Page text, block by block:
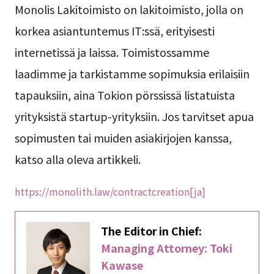
Monolis Lakitoimisto on lakitoimisto, jolla on
korkea asiantuntemus IT:ssä, erityisesti
internetissä ja laissa. Toimistossamme
laadimme ja tarkistamme sopimuksia erilaisiin
tapauksiin, aina Tokion pörssissä listatuista
yrityksistä startup-yrityksiin. Jos tarvitset apua
sopimusten tai muiden asiakirjojen kanssa,
katso alla oleva artikkeli.
https://monolith.law/contractcreation[ja]
The Editor in Chief:
Managing Attorney: Toki
Kawase